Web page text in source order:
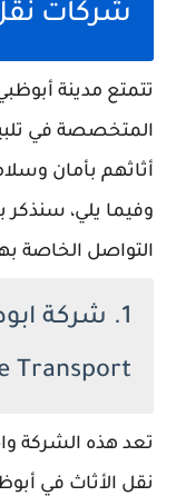
شركات
تتمتع مدينة
المتخصصة في
أثاثهم بأمان
وفيما يلي،
التواصل الخاصة
Transport)
تعد هذه الشركة
نقل الأثاث في